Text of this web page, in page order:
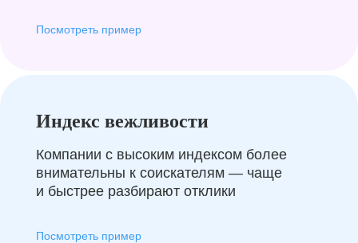
Посмотреть пример
Индекс вежливости
Компании с высоким индексом более
внимательны к соискателям — чаще
и быстрее разбирают отклики
Посмотреть пример